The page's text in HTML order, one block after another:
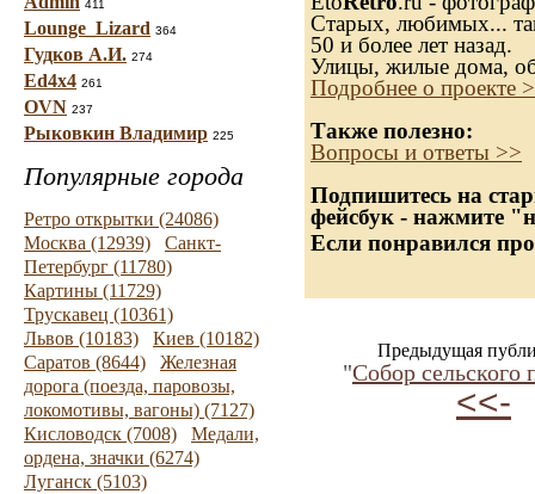
411
Lounge_Lizard 364
Гудков А.И. 274
Ed4x4 261
OVN 237
Рыковкин Владимир 225
Популярные города
Ретро открытки (24086)
Москва (12939)
Санкт-
Петербург (11780)
Картины (11729)
Трускавец (10361)
Львов (10183)
Киев (10182)
Саратов (8644)
Железная
дорога (поезда, паровозы,
локомотивы, вагоны) (7127)
Кисловодск (7008)
Медали,
ордена, значки (6274)
Луганск (5103)
Старых, любимых...
50 и более лет назад.
Улицы, жилые дома,
Подробнее о проекте
Также полезно:
Вопросы и ответы >>
Подпишитесь на
фейсбук - нажмите
Если понравился
Предыдущая
"Собор сельского
<<-